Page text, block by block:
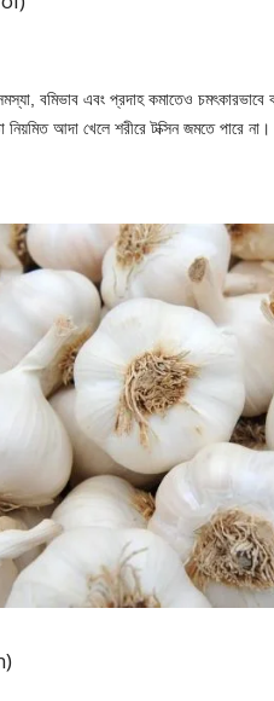
বমিভাব এবং প্রদাহ কমাতেও চমৎকারভাবে
নিয়মিত আদা খেলে শরীরে টক্সিন জমতে পারে না।